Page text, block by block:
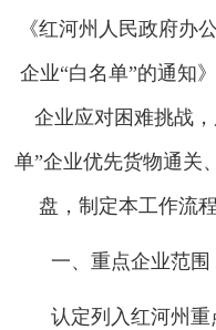
《红河州人民政府办
企业“白名单”的通知
企业应对困难挑战
单”企业优先货物通关
盘，制定本工作流
一、重点企业范围
认定列入红河州重点